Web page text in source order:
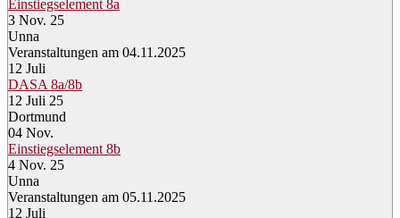
Einstiegselement 8a
3 Nov. 25
Unna
Veranstaltungen am 04.11.2025
12 Juli
DASA 8a/8b
12 Juli 25
Dortmund
04 Nov.
Einstiegselement 8b
4 Nov. 25
Unna
Veranstaltungen am 05.11.2025
12 Juli